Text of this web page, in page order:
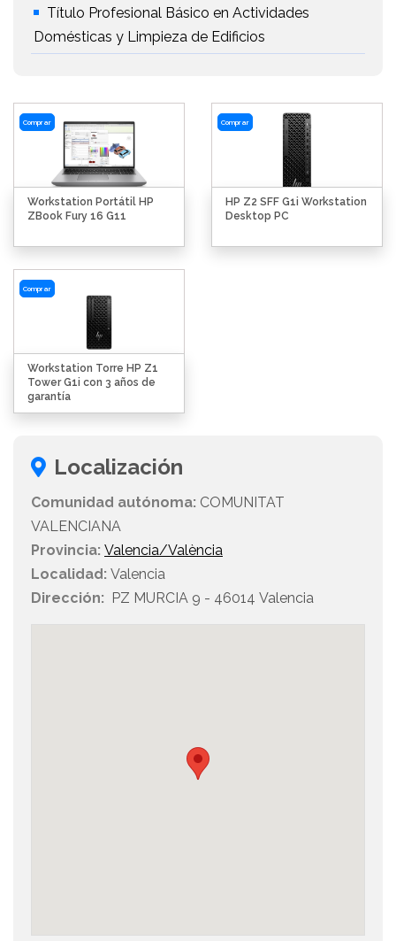
Título Profesional Básico en Actividades
Domésticas y Limpieza de Edificios
Comprar
Workstation Portátil HP
ZBook Fury 16 G11
Comprar
HP Z2 SFF G1i Workstation
Desktop PC
Comprar
Workstation Torre HP Z1
Tower G1i con 3 años de
garantía
Localización
Comunidad autónoma: COMUNITAT
VALENCIANA
Provincia: Valencia/València
Localidad: Valencia
Dirección: PZ MURCIA 9 - 46014 Valencia